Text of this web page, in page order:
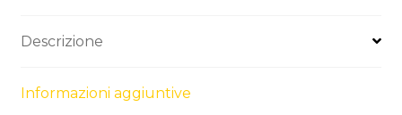
Descrizione
Informazioni aggiuntive